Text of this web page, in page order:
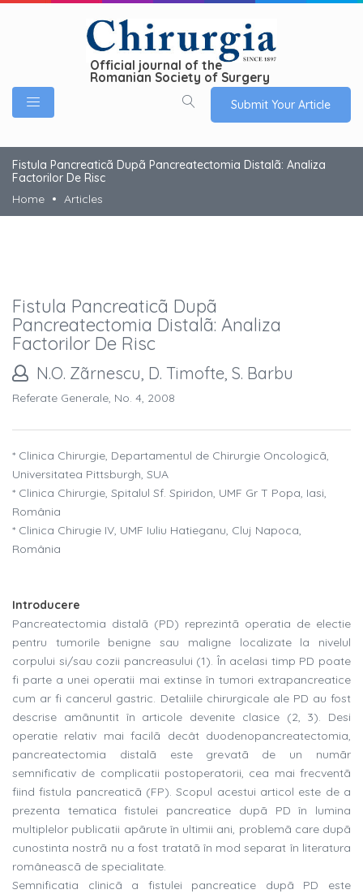
Official journal of the
Romanian Society of Surgery
Submit Your Article
Fistula Pancreaticã Dupã Pancreatectomia Distalã: Analiza
Factorilor De Risc
Home
Articles
Fistula Pancreaticã Dupã
Pancreatectomia Distalã: Analiza
Factorilor De Risc
N.O. Zãrnescu, D. Timofte, S. Barbu
Referate Generale, No. 4, 2008
* Clinica Chirurgie, Departamentul de Chirurgie Oncologicã,
Universitatea Pittsburgh, SUA
* Clinica Chirurgie, Spitalul Sf. Spiridon, UMF Gr T Popa, Iasi,
România
* Clinica Chirugie IV, UMF Iuliu Hatieganu, Cluj Napoca,
România
Introducere
Pancreatectomia distalã (PD) reprezintã operatia de electie
pentru tumorile benigne sau maligne localizate la nivelul
corpului si/sau cozii pancreasului (1). În acelasi timp PD poate
fi parte a unei operatii mai extinse în tumori extrapancreatice
cum ar fi cancerul gastric. Detaliile chirurgicale ale PD au fost
descrise amãnuntit în articole devenite clasice (2, 3). Desi
operatie relativ mai facilã decât duodenopancreatectomia,
pancreatectomia distalã este grevatã de un numãr
semnificativ de complicatii postoperatorii, cea mai frecventã
fiind fistula pancreaticã (FP). Scopul acestui articol este de a
prezenta tematica fistulei pancreatice dupã PD în lumina
multiplelor publicatii apãrute în ultimii ani, problemã care dupã
cunostinta nostrã nu a fost tratatã în mod separat în literatura
româneascã de specialitate.
Semnificatia clinicã a fistulei pancreatice dupã PD este